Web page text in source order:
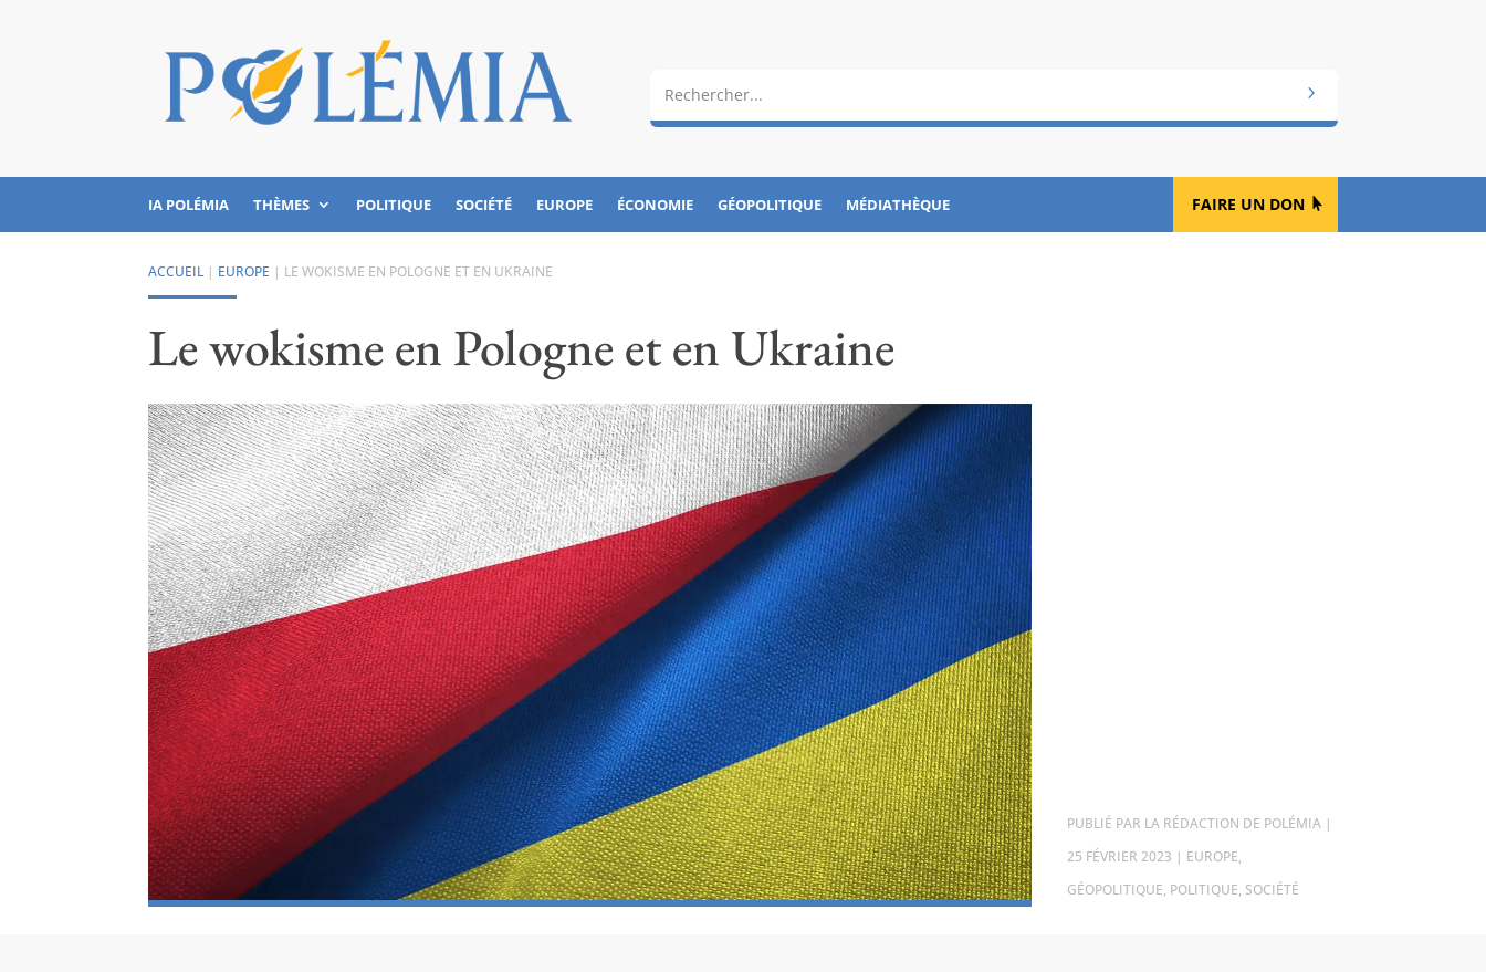
IA POLÉMIA THÈMES POLITIQUE SOCIÉTÉ EUROPE ÉCONOMIE GÉOPOLITIQUE MÉDIATHÈQUE FAIRE UN DON
ACCUEIL | EUROPE | LE WOKISME EN POLOGNE ET EN UKRAINE
Le wokisme en Pologne et en Ukraine
PAR LA RÉDACTION DE POLÉMIA |
25 FÉVRIER 2023 | EUROPE,
GÉOPOLITIQUE, POLITIQUE, SOCIÉTÉ